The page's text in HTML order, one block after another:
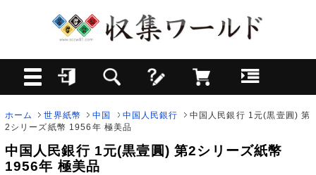
ホーム 世界紙幣 中国 中国人民銀行
中国人民銀行 1元(黒壹圓) 第
2シリーズ紙幣 1956年 極美品
中国人民銀行 1元(黒壹圓) 第2シリーズ紙幣
1956年 極美品